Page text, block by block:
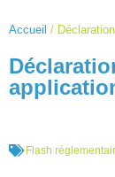
Accueil /
Flash